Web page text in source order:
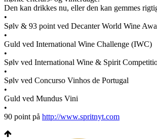
Den kan drikkes nu, eller den kan gemmes
•
Sølv & 93 point ved Decanter World Wine
•
Guld ved International Wine Challenge (IWC)
•
Sølv ved International Wine & Spirit
•
Sølv ved Concurso Vinhos de Portugal
•
Guld ved Mundus Vini
•
90 point på http://www.spritnyt.com